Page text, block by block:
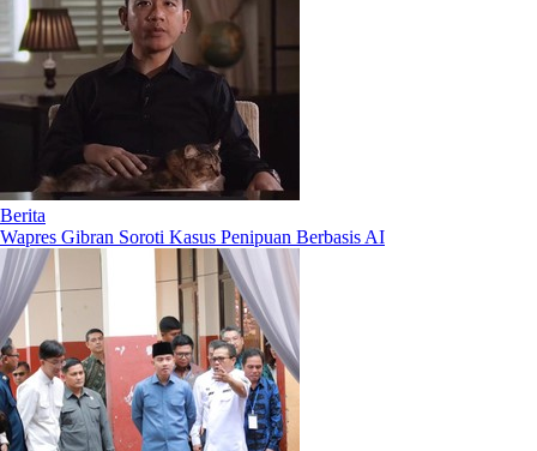
Berita
Wapres Gibran Soroti Kasus Penipuan Berbasis AI